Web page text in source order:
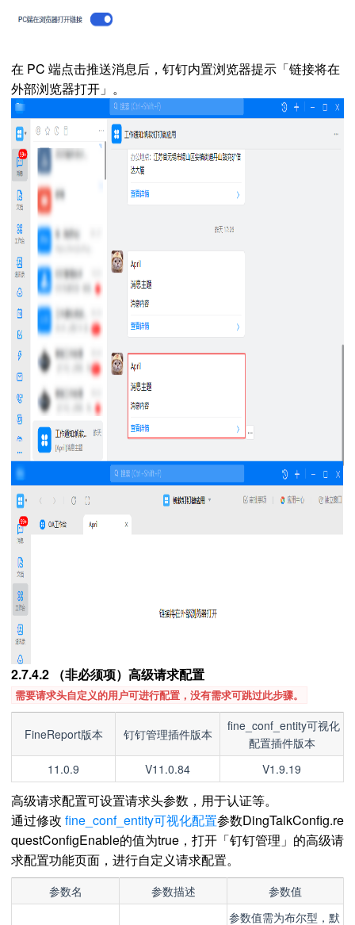
在 PC 端点击推送消息后，钉钉内置浏览器提示「链接将在
外部浏览器打开」。
2.7.4.2 （非必须项）高级请求配置
需要请求头自定义的用户可进行配置，没有需求可跳过此步骤。
FineReport版本 钉钉管理插件版本
fine_conf_entity可视化
配置插件版本
11.0.9
V11.0.84 V1.9.19
高级请求配置可设置请求头参数，用于认证等。
通过修改 fine_conf_entity可视化配置参数DingTalkConfig.re
questConfigEnable的值为true，打开「钉钉管理」的高级请
求配置功能页面，进行自定义请求配置。
参数名 参数描述
参数值
参数值需为布尔型，默